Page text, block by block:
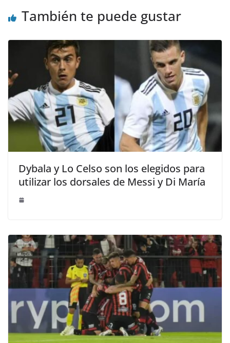
También te puede gustar
Dybala y Lo Celso son los elegidos para
utilizar los dorsales de Messi y Di María